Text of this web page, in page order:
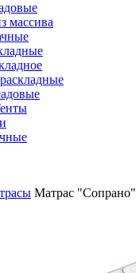
массива
Матрас "Сопрано"